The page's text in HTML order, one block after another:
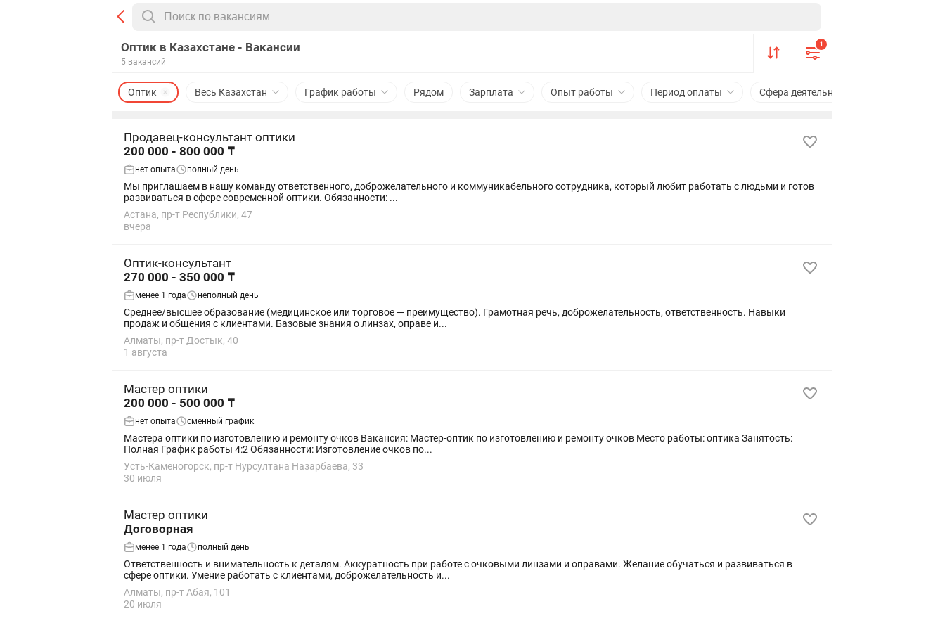
Оптик в Казахстане - Вакансии
5 вакансий
1
Весь Казахстан
Оптик График работы Рядом Зарплата Опыт работы Период оплаты Сфера деятельности
Продавец-консультант оптики
200 000 - 800 000 ₸
нет опыта полный день
Мы приглашаем в нашу команду ответственного, доброжелательного и коммуникабельного сотрудника, который любит работать с людьми и готов
развиваться в сфере современной оптики. Обязанности: ...
Астана, пр-т Республики, 47
вчера
Оптик-консультант
270 000 - 350 000 ₸
менее 1 года неполный день
Среднее/высшее образование (медицинское или торговое — преимущество). Грамотная речь, доброжелательность, ответственность. Навыки
продаж и общения с клиентами. Базовые знания о линзах, оправе и...
Алматы, пр-т Достык, 40
1 августа
Мастер оптики
200 000 - 500 000 ₸
нет опыта сменный график
Мастера оптики по изготовлению и ремонту очков Вакансия: Мастер-оптик по изготовлению и ремонту очков Место работы: оптика Занятость:
Полная График работы 4:2 Обязанности: Изготовление очков по...
Усть-Каменогорск, пр-т Нурсултана Назарбаева, 33
30 июля
Мастер оптики
Договорная
менее 1 года полный день
Ответственность и внимательность к деталям. Аккуратность при работе с очковыми линзами и оправами. Желание обучаться и развиваться в
сфере оптики. Умение работать с клиентами, доброжелательность и...
Алматы, пр-т Абая, 101
20 июля